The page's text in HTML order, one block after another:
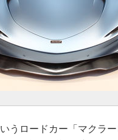
うロードカー「マクラ